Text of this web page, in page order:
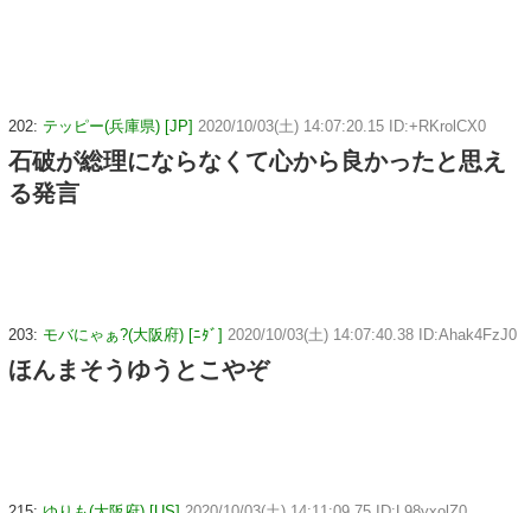
202: テッピー(兵庫県) [JP] 2020/10/03(土) 14:07:20.15 ID:+RKrolCX0
石破が総理にならなくて心から良かったと思え
る発言
203: モバにゃぁ?(大阪府) [ﾆﾀﾞ] 2020/10/03(土) 14:07:40.38 ID:Ahak4FzJ0
ほんまそうゆうとこやぞ